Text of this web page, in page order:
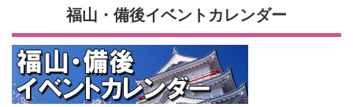
福山・備後イベントカレンダー